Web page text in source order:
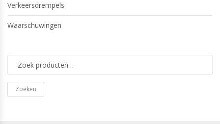
Verkeersdrempels
Waarschuwingen
Zoeken